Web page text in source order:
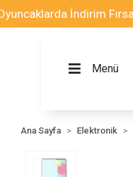
İndirim Fırsatı
Menü
Ana Sayfa Elektronik